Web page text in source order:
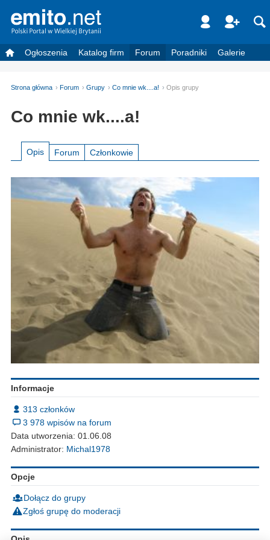
Ogłoszenia Katalog firm Forum Poradniki Galerie
Strona główna Forum Grupy Co mnie wk....a! Opis grupy
Co mnie wk....a!
Opis Forum Członkowie
Informacje
313 członków
3 978 wpisów na forum
Data utworzenia: 01.06.08
Administrator: Michal1978
Opcje
Dołącz do grupy
Zgłoś grupę do moderacji